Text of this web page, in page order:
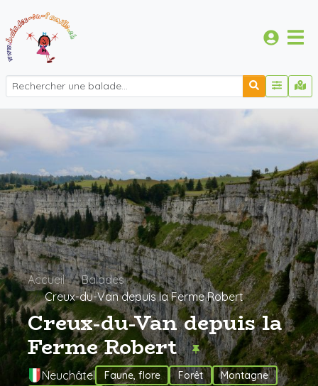
Accueil
Balades
Creux-du-Van depuis la Ferme Robert
Creux-du-Van depuis la
Ferme Robert
Neuchâtel Faune, flore Forêt
Montagne